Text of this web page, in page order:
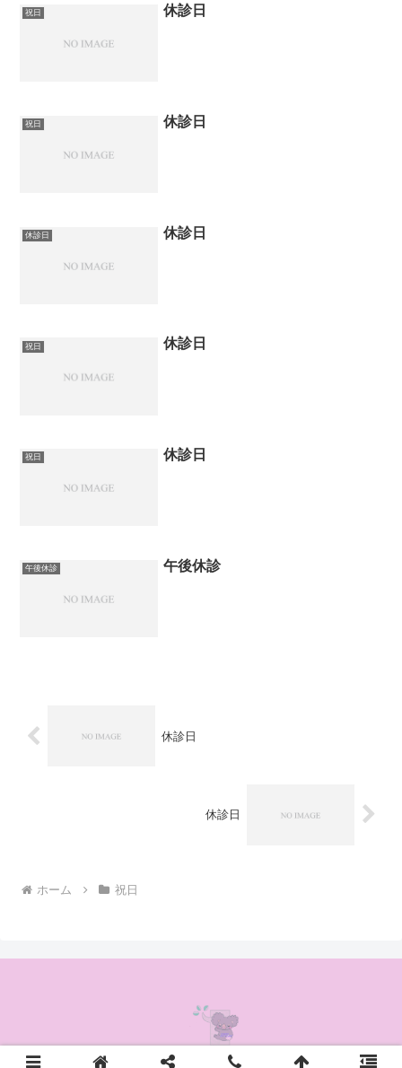
祝日 休診日
祝日 休診日
休診日 休診日
祝日 休診日
祝日 休診日
午後休診 午後休診
休診日
休診日
ホーム 祝日
© 2020 かんの耳鼻咽喉科クリニック.